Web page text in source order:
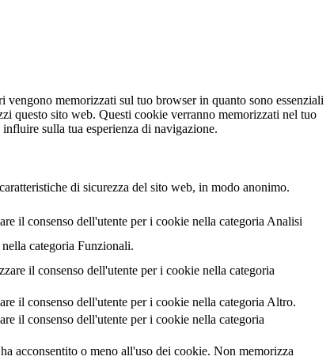
memorizzati sul tuo browser in quanto sono essenziali
questo sito web. Questi cookie verranno memorizzati nel tuo
sulla tua esperienza di navigazione.
di sicurezza del sito web, in modo anonimo.
il consenso dell'utente per i cookie nella categoria Analisi
categoria Funzionali.
il consenso dell'utente per i cookie nella categoria
il consenso dell'utente per i cookie nella categoria Altro.
il consenso dell'utente per i cookie nella categoria
acconsentito o meno all'uso dei cookie. Non memorizza